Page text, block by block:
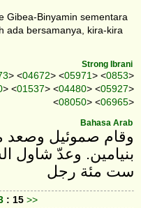
Gibea-Binyamin sementara
ada bersamanya, kira-kira
Strong Ibrani
> <04672> <05971> <0853>
> <01537> <04480> <05927>
<08050> <06965>
Bahasa Arab
وقام صموئيل وصعد
بنيامين. وعدّ شاول
ست مئة رجل
: 15 >>